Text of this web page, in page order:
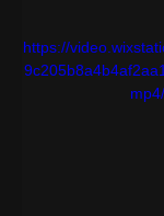
https://